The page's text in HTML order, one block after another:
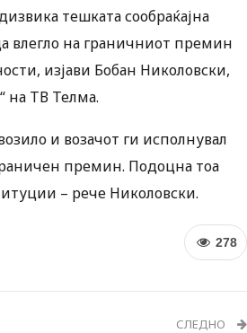
тешката сообраќајна
влегло на граничниот премин
изјави Бобан Николовски,
на ТВ Телма.
и возачот ги исполнувал
премин. Подоцна тоа
– рече Николовски.
278
СЛЕДНО